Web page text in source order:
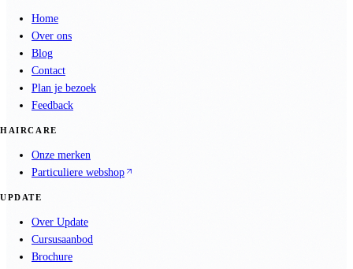
Home
Over ons
Blog
Contact
Plan je bezoek
Feedback
HAIRCARE
Onze merken
Particuliere webshop
UPDATE
Over Update
Cursusaanbod
Brochure